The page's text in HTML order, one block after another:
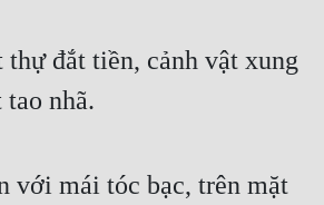
đắt tiền, cảnh vật xung
tao nhã.
với mái tóc bạc, trên mặt